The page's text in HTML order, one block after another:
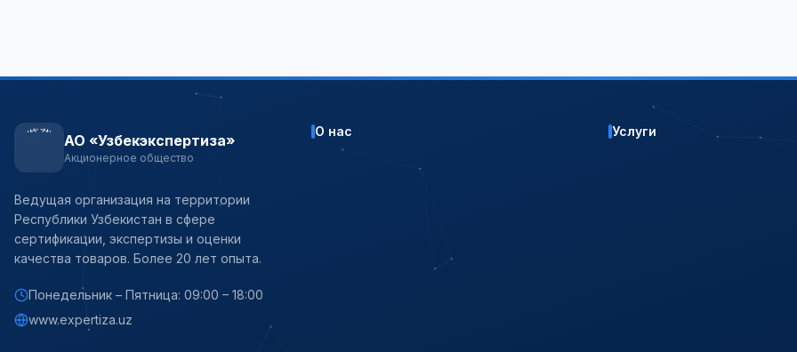
АО «Узбекэкспертиза»
Акционерное общество
Ведущая организация на территории
Республики Узбекистан в сфере
сертификации, экспертизы и оценки
качества товаров. Более 20 лет опыта.
Понедельник – Пятница: 09:00 – 18:00
www.expertiza.uz
О нас Услуги